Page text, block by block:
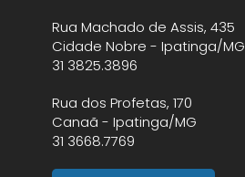
Rua Machado de Assis, 435
Cidade Nobre - Ipatinga/MG
31 3825.3896
Rua dos Profetas, 170
Canaã - Ipatinga/MG
31 3668.7769